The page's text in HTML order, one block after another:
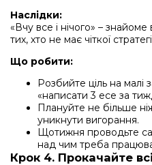
Наслідки:
«Вчу все і нічого» –
тих, хто не має чіткої
Що робити:
Розбийте ціль на малі
«написати 3 есе за
Плануйте не більше
уникнути вигорання.
Щотижня проводьте
над чим треба
Крок 4. Прокачайте